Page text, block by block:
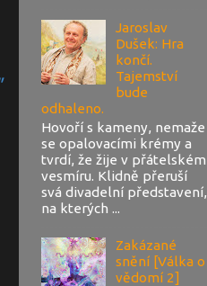
Jaroslav
Dušek: Hra
končí.
Tajemství
bude
odhaleno.
Hovoří s kameny, nemaže
se opalovacími krémy a
tvrdí, že žije v přátelském
vesmíru. Klidně přeruší
svá divadelní představení,
na kterých ...
Zakázané
snění [Válka o
vědomí 2]